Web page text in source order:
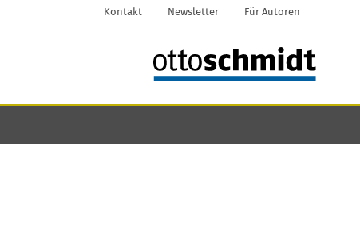
Kontakt Newsletter Für Autoren